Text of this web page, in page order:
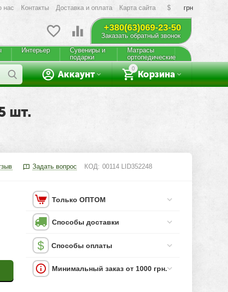
$ грн
нас Контакты Доставка и оплата Карта сайта
+380(63)069-23-50
Заказать обратный звонок
Интерьер
Сувениры и
подарки
Матрасы
ортопедические
0
Корзина
Аккаунт
шт.
Задать вопрос КОД: 00114 LID352248
Только ОПТОМ
Способы доставки
Способы оплаты
Минимальный заказ от 1000 грн.